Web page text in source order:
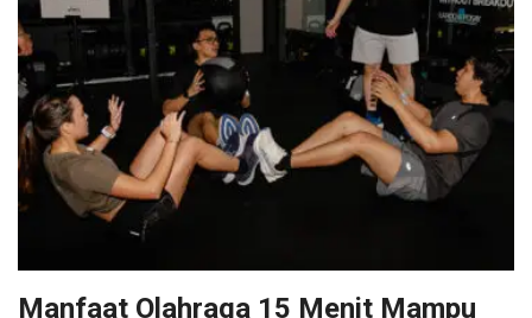
Manfaat Olahraga 15 Menit Mampu